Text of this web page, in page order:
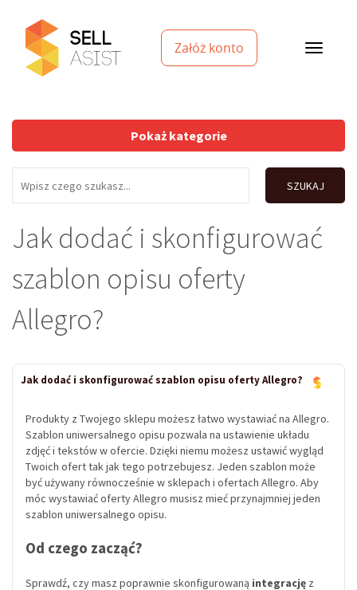
Załóż konto
Pokaż kategorie
SZUKAJ
Jak dodać i skonfigurować
szablon opisu oferty
Allegro?
Jak dodać i skonfigurować szablon opisu oferty Allegro?
Produkty z Twojego sklepu możesz łatwo wystawiać na Allegro.
Szablon uniwersalnego opisu pozwala na ustawienie układu
zdjęć i tekstów w ofercie. Dzięki niemu możesz ustawić wygląd
Twoich ofert tak jak tego potrzebujesz. Jeden szablon może
być używany równocześnie w sklepach i ofertach Allegro. Aby
móc wystawiać oferty Allegro musisz mieć przynajmniej jeden
szablon uniwersalnego opisu.
Od czego zacząć?
Sprawdź, czy masz poprawnie skonfigurowaną integrację z